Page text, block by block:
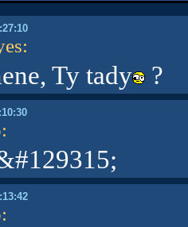
:
Ty tady ?
:
: